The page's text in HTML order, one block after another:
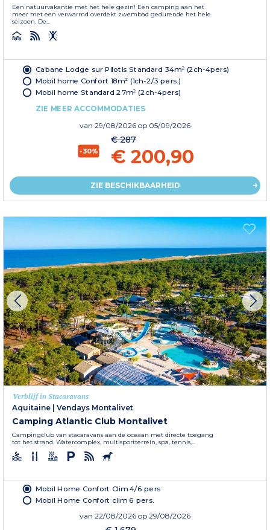
Een natuurvakantie met het hele gezin! Een camping aan het
meer met een verwarmd overdekt zwembad gedurende het hele
seizoen. De...
Cabane Lodge sur Pilotis Standard 34m² (2ch-4pers)
Mobil home Confort 18m² (1ch-2/3 pers.)
Mobil home Standard 27m² (2ch-4pers)
ZIE MEER ACCOMMODATIES
van 29/08/2026 op 05/09/2026
-30%
€ 287
€ 200,90
ZIE BESCHIKBAARHEID
Verblijf in Stacaravans
Aquitaine | Vendays Montalivet
Camping Atlantic Club Montalivet
Campingclub van stacaravans aan de oceaan met directe toegang
tot het strand. Watercomplex, multisportterrein, spa, tennis,...
Mobil Home Confort Clim 4/6 pers
Mobil Home Confort clim 6 pers.
van 22/08/2026 op 29/08/2026